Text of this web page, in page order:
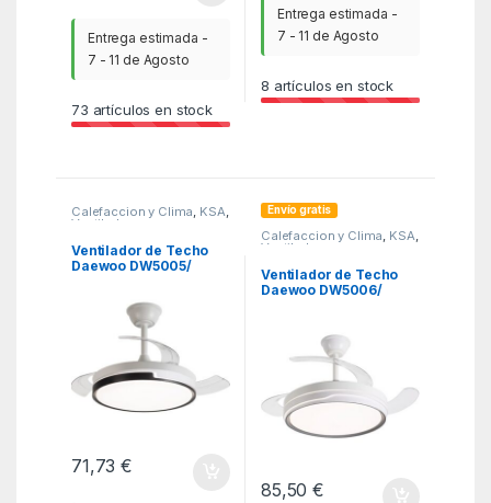
Entrega estimada -
7 - 11 de Agosto
73 artículos en stock
Entrega estimada -
7 - 11 de Agosto
8 artículos en stock
Calefaccion y Clima, KSA,
Ventiladores y
Ventilador de Techo
Daewoo DW5005/
71,73€
Envío gratis
Calefaccion y Clima, KSA,
Ventiladores y
Ventilador de Techo
Daewoo DW5006/
85,50€